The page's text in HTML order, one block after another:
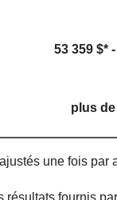
53 359 $*
plus de
une fois par
résultats fournis